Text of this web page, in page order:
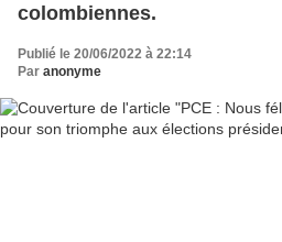
colombiennes.
Publié le 20/06/2022 à 22:14
Par anonyme